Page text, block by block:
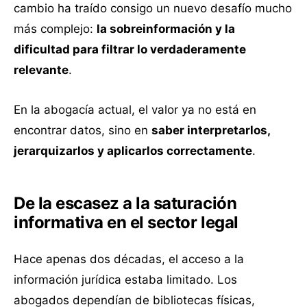
cambio ha traído consigo un nuevo desafío mucho
más complejo: la sobreinformación y la
dificultad para filtrar lo verdaderamente
relevante.
En la abogacía actual, el valor ya no está en
encontrar datos, sino en saber interpretarlos,
jerarquizarlos y aplicarlos correctamente.
De la escasez a la saturación
informativa en el sector legal
Hace apenas dos décadas, el acceso a la
información jurídica estaba limitado. Los
abogados dependían de bibliotecas físicas,